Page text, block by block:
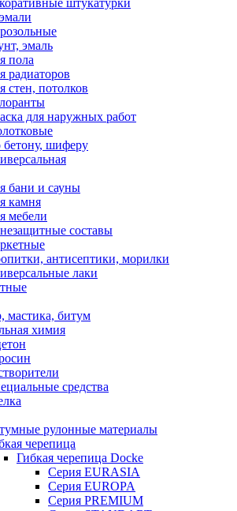
эмаль
пола
радиаторов
стен, потолков
для наружных работ
шиферу
бани и сауны
камня
мебели
составы
антисептики, морилки
лаки
мастика, битум
химия
средства
рулонные материалы
черепица
Гибкая черепица Docke
Серия EURASIA
Серия EUROPA
Серия PREMIUM